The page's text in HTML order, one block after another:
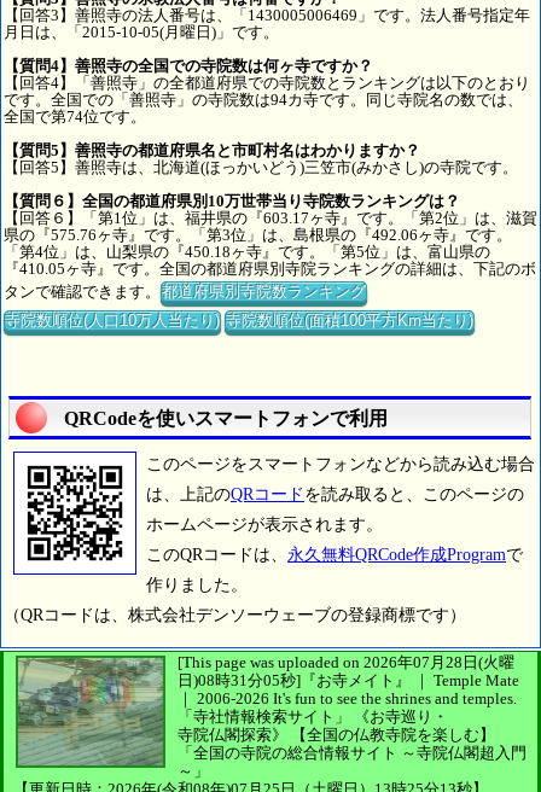
【回答3】善照寺の法人番号は、「1430005006469」です。法人番号指定年
月日は、「2015-10-05(月曜日)」です。
【質問4】善照寺の全国での寺院数は何ヶ寺ですか？
【回答4】「善照寺」の全都道府県での寺院数とランキングは以下のとおり
です。全国での「善照寺」の寺院数は94カ寺です。同じ寺院名の数では、
全国で第74位です。
【質問5】善照寺の都道府県名と市町村名はわかりますか？
【回答5】善照寺は、北海道(ほっかいどう)三笠市(みかさし)の寺院です。
【質問６】全国の都道府県別10万世帯当り寺院数ランキングは？
【回答６】「第1位」は、福井県の『603.17ヶ寺』です。「第2位」は、滋賀
県の『575.76ヶ寺』です。「第3位」は、島根県の『492.06ヶ寺』です。
「第4位」は、山梨県の『450.18ヶ寺』です。「第5位」は、富山県の
『410.05ヶ寺』です。全国の都道府県別寺院ランキングの詳細は、下記のボ
タンで確認できます。都道府県別寺院数ランキング
寺院数順位(人口10万人当たり) 寺院数順位(面積100平方Km当たり)
QRCodeを使いスマートフォンで利用
このページをスマートフォンなどから読み込む場合
は、上記のQRコード を読み取ると、このページの
ホームページが表示されます。
このQRコードは、 永久無料QRCode作成Programで
作りました。
（QRコードは、株式会社デンソーウェーブの登録商標です）
[This page was uploaded on 2026年07月28日(火曜
日)08時31分05秒] 『お寺メイト』 ｜ Temple Mate
｜ 2006-2026 It's fun to see the shrines and temples.
「寺社情報検索サイト」
《お寺巡り・
寺院仏閣探索》
【全国の仏教寺院を楽しむ】
「全国の寺院の総合情報サイト ～寺院仏閣超入門
～」